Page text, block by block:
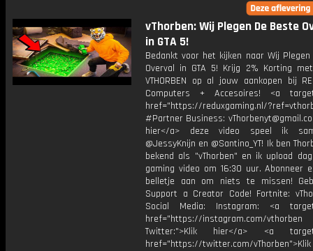
vThorben: Wij Plegen De Beste
in GTA 5!
Bedankt voor het kijken naar Wij
Overval in GTA 5! Krijg 2% Korting
VTHORBEN op al jouw aankopen bij
Computers + Accesoires! <a
href="https://reduxgaming.nl/
#Partner Business:
hier</a> deze video speel ik
@JessyKnijn en @Santino_YT! Ik ben
bekend als "vThorben" en ik upload
gaming video om 16:30 uur. Abonneer
belletje aan om niets te missen!
Support a Creator Code! Fortnite:
Social Media: Instagram: <a
href="https://instagram.com/vthorben
Twitter:">Klik hier</a> <a
href="https://twitter.com/